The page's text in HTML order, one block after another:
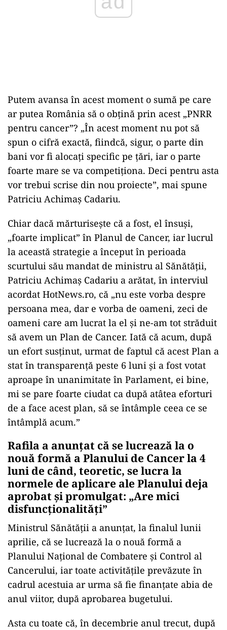
Putem avansa în acest moment o sumă pe care
ar putea România să o obțină prin acest „PNRR
pentru cancer”? „În acest moment nu pot să
spun o cifră exactă, fiindcă, sigur, o parte din
bani vor fi alocați specific pe țări, iar o parte
foarte mare se va competiționa. Deci pentru asta
vor trebui scrise din nou proiecte”, mai spune
Patriciu Achimaș Cadariu.
Chiar dacă mărturisește că a fost, el însuși,
„foarte implicat” în Planul de Cancer, iar lucrul
la această strategie a început în perioada
scurtului său mandat de ministru al Sănătății,
Patriciu Achimaș Cadariu a arătat, în interviul
acordat HotNews.ro, că „nu este vorba despre
persoana mea, dar e vorba de oameni, zeci de
oameni care am lucrat la el și ne-am tot străduit
să avem un Plan de Cancer. Iată că acum, după
un efort susținut, urmat de faptul că acest Plan a
stat în transparență peste 6 luni și a fost votat
aproape în unanimitate în Parlament, ei bine,
mi se pare foarte ciudat ca după atâtea eforturi
de a face acest plan, să se întâmple ceea ce se
întâmplă acum.”
Rafila a anunțat că se lucrează la o
nouă formă a Planului de Cancer la 4
luni de când, teoretic, se lucra la
normele de aplicare ale Planului deja
aprobat și promulgat: „Are mici
disfuncționalități”
Ministrul Sănătăţii a anunțat, la finalul lunii
aprilie, că se lucrează la o nouă formă a
Planului Naţional de Combatere şi Control al
Cancerului, iar toate activităţile prevăzute în
cadrul acestuia ar urma să fie finanţate abia de
anul viitor, după aprobarea bugetului.
Asta cu toate că, în decembrie anul trecut, după